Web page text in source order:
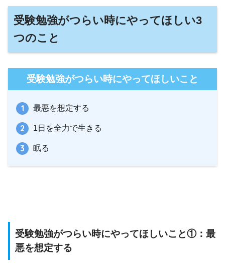
受験勉強がつらい時にやってほしい3
つのこと
受験勉強がつらい時にやってほしいこと
最悪を想定する
1日を全力で生きる
眠る
受験勉強がつらい時にやってほしいこと①：最
悪を想定する